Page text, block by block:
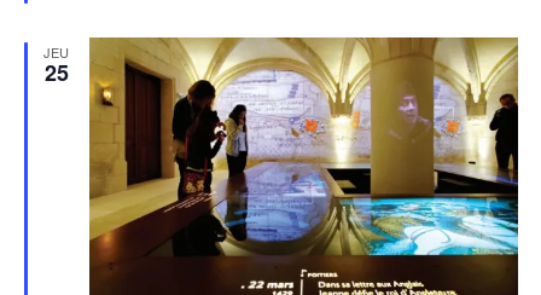
JEU
25